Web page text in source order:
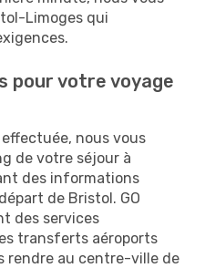
Limoges qui
pour votre voyage
nous vous
de votre séjour à
des informations
de Bristol. GO
des services
transferts aéroports
rendre au centre-ville de